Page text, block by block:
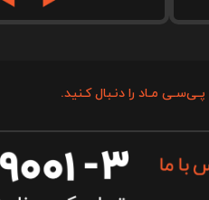
پـی‌سـی مـاد را دنـبال کـنید.